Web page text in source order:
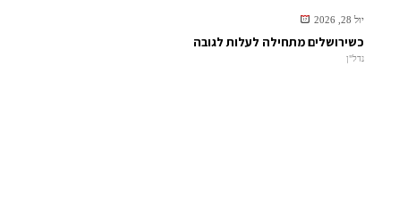
יול 28, 2026
כשירושלים מתחילה לעלות לגובה
נדל"ן